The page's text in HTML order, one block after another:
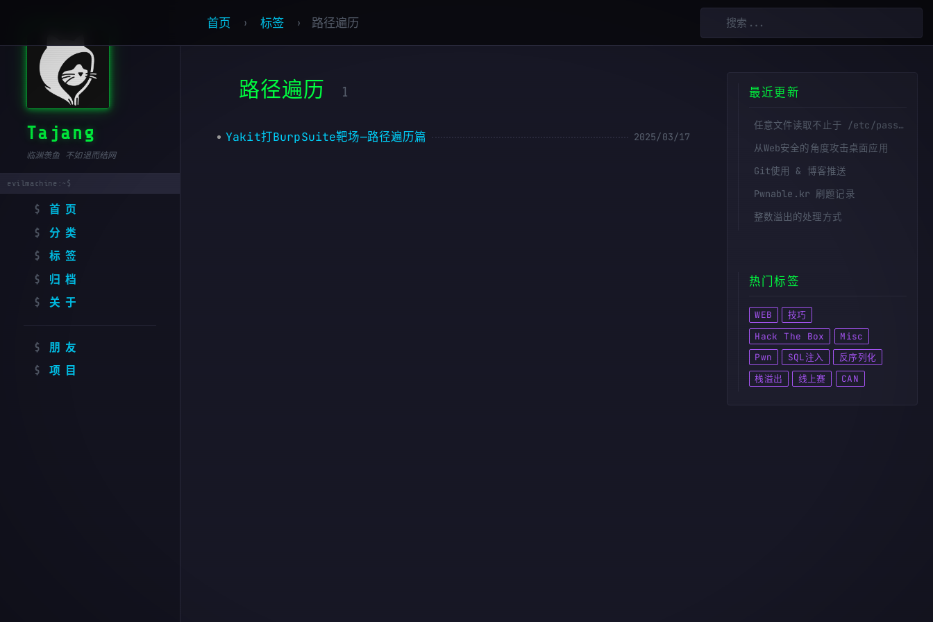
Tajang
临渊羡鱼 不如退而结网
首页
分类
标签
归档
关于
朋友
项目
首页 标签 路径遍历
路径遍历 1
Yakit打BurpSuite靶场—路径遍历篇 2025/03/17
最近更新
任意文件读取不止于 /etc/passwd——敏感路径的拼接与挖掘
从Web安全的角度攻击桌面应用
Git使用 & 博客推送
Pwnable.kr 刷题记录
整数溢出的处理方式
热门标签
WEB
技巧
Hack The Box
Misc
Pwn
SQL注入
反序列化
栈溢出
线上赛 CAN